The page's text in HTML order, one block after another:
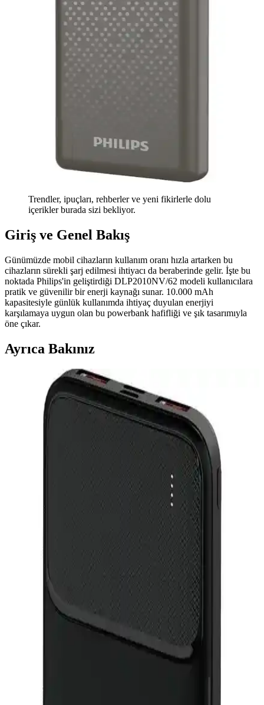
Trendler, ipuçları, rehberler ve yeni fikirlerle dolu
içerikler burada sizi bekliyor.
Giriş ve Genel Bakış
Günümüzde mobil cihazların kullanım oranı hızla artarken bu
cihazların sürekli şarj edilmesi ihtiyacı da beraberinde gelir. İşte bu
noktada Philips'in geliştirdiği DLP2010NV/62 modeli kullanıcılara
pratik ve güvenilir bir enerji kaynağı sunar. 10.000 mAh
kapasitesiyle günlük kullanımda ihtiyaç duyulan enerjiyi
karşılamaya uygun olan bu powerbank hafifliği ve şık tasarımıyla
öne çıkar.
Ayrıca Bakınız
Farklı Kapasitede Powerbank Modelleri ve Seçim
Kriterleri Analizi
Farklı kapasitedeki powerbank modelleri ve seçim kriterleri
hakkında detaylı bilgi. Kullanıcıların ihtiyaçlarına göre en uygun
taşınabilir şarj cihazını seçmelerine yardımcı olur.
Powerbank Seçiminde Kapasite ve Kullanım
Amaçlarına Göre En Uygun Modeller Nasıl Seçilir
Kullanım ihtiyaçlarına uygun powerbank seçimi için kapasite,
taşınabilirlik ve şarj hızı gibi faktörleri göz önünde bulundurun.
10.000 mAh hafif ve günlük kullanım, 30.000 mAh ise uzun süreli
ve yüksek güç gerektiren ihtiyaçlar için idealdir.
10.000 mAh Taşınabilir Şarj Cihazları: Güncel
Modeller ve Özellikler
Günümüzde 10.000 mAh kapasiteye sahip taşınabilir şarj cihazları,
hızlı şarj, çoklu çıkış ve güvenlik özellikleriyle öne çıkıyor. Farklı
markalar ve fiyat seçenekleriyle ihtiyaçlarınıza uygun modelleri
Samsung Güvenilir Taşınabilir Şarj Cihazları:
hakkında sınırlı bilgi olsa da, marka kalitesi ve teknolojik özellikler